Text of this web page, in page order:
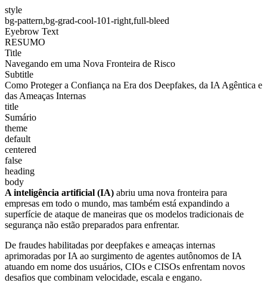
style
bg-pattern,bg-grad-cool-101-right,full-bleed
Eyebrow Text
RESUMO
Title
Navegando em uma Nova Fronteira de Risco
Subtitle
Como Proteger a Confiança na Era dos Deepfakes, da IA Agêntica e
das Ameaças Internas
title
Sumário
theme
default
centered
false
heading
body
A inteligência artificial (IA) abriu uma nova fronteira para
empresas em todo o mundo, mas também está expandindo a
superfície de ataque de maneiras que os modelos tradicionais de
segurança não estão preparados para enfrentar.
De fraudes habilitadas por deepfakes e ameaças internas
aprimoradas por IA ao surgimento de agentes autônomos de IA
atuando em nome dos usuários, CIOs e CISOs enfrentam novos
desafios que combinam velocidade, escala e engano.